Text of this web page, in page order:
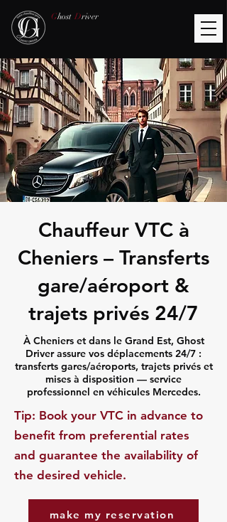
Ghost Driver
Chauffeur VTC à
Cheniers – Transferts
gare/aéroport &
trajets privés 24/7
À Cheniers et dans le Grand Est, Ghost
Driver assure vos déplacements 24/7 :
transferts gares/aéroports, trajets privés et
mises à disposition — service
professionnel en véhicules Mercedes.
​Tip: Book your VTC in advance to
benefit from preferential rates
and guarantee the availability of
the desired vehicle.
make my reservation